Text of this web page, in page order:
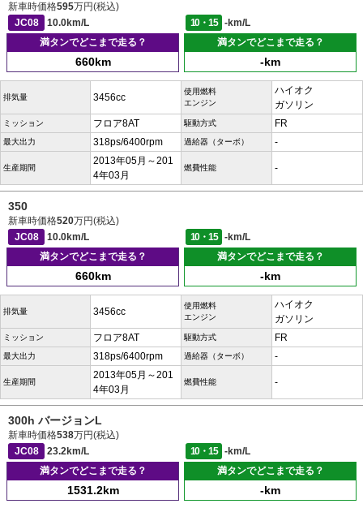
新車時価格595万円(税込)
JC08
10.0km/L 10・15
-km/L
満タンでどこまで走る？
660km
満タンでどこまで走る？
-km
排気量 3456cc
使用燃料
エンジン
ハイオク
ガソリン
ミッション フロア8AT 駆動方式 FR
最大出力 318ps/6400rpm 過給器（ターボ） -
生産期間
2013年05月～201
4年03月
燃費性能 -
350
新車時価格520万円(税込)
JC08
10.0km/L 10・15
-km/L
満タンでどこまで走る？
660km
満タンでどこまで走る？
-km
排気量 3456cc
使用燃料
エンジン
ハイオク
ガソリン
ミッション フロア8AT 駆動方式 FR
最大出力 318ps/6400rpm 過給器（ターボ） -
生産期間
2013年05月～201
4年03月
燃費性能 -
300h バージョンL
新車時価格538万円(税込)
JC08
23.2km/L 10・15
-km/L
満タンでどこまで走る？
1531.2km
満タンでどこまで走る？
-km